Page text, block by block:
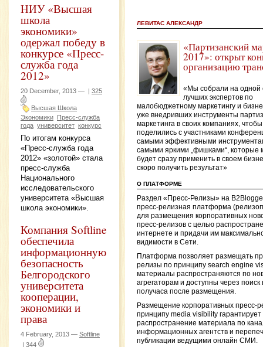
НИУ «Высшая
школа
экономики»
одержал победу в
конкурсе «Пресс-
служба года
2012»
20 December, 2013 — | 325
Высшая Школа
Экономики Пресс-служба
года университет конкурс
По итогам конкурса
«Пресс-служба года
2012» «золотой» стала
пресс-служба
Национального
исследовательского
университета «Высшая
школа экономики».
Компания Softline
обеспечила
информационную
безопасность
Белгородского
университета
кооперации,
экономики и
права
4 February, 2013 — Softline
| 344
ЛЕВИТАС АЛЕКСАНДР
«Партизанский
2017»: открыт
организацию
«Мы собрали на одной
лучших экспертов по
малобюджетному маркетингу и
уже внедривших инструменты
маркетинга в своих компаниях,
поделились с участниками
самыми эффективными
самыми яркими „фишками“, которые
будет сразу применить в своем
скоро получить результат»
О ПЛАТФОРМЕ
Раздел «Пресс-Релизы» на
пресс-релизная платформа
для размещения корпоративных
пресс-релизов с целью
интернете и придачи им
видимости в Сети.
Платформа позволяет размещать
релизы по принципу search engine
материалы распространяются по
агрегаторам и доступны через поиск
получаса после размещения.
Размещение корпоративных пресс-
принципу media visibility гарантирует
распространение материала по
информационных агентств и
публикации ведущими онлайн СМИ.